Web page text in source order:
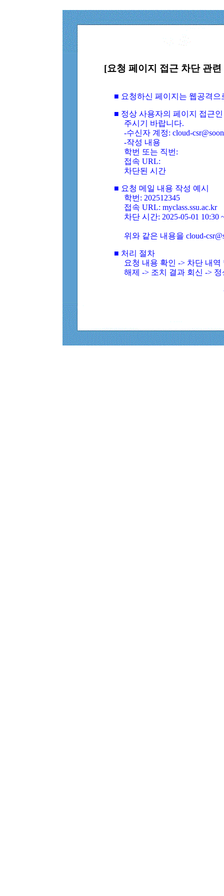
[요청 페이지 접근 차단 관
■ 요청하신 페이지는 웹공격
■ 정상 사용자의 페이지 접근
주시기 바랍니다.
-수신자 계정: cloud-
-작성 내용
학번 또는 직번:
접속 URL:
차단된 시간
■ 요청 메일 내용 작성 예시
학번: 202512345
접속 URL: myclass.ssu.ac.kr
차단 시간: 2025-05-01 10:30
위와 같은 내용을 cloud-
■ 처리 절차
요청 내용 확인 -> 차단 내
해제 -> 조치 결과 회신 ->